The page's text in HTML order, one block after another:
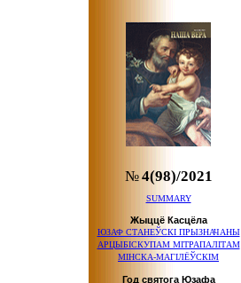
№4(98)/2021
SUMMARY
Жыццё Касцёла
ЮЗАФ СТАНЕЎСКІ ПРЫЗНАЧАНЫ
АРЦЫБІСКУПАМ МІТРАПАЛІТАМ
МІНСКА-МАГІЛЁЎСКІМ
Год святога Юзафа